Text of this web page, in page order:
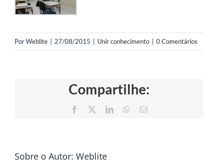
PorWeblite 27/08/2015 Unir conhecimento 0 Comentários
Compartilhe:
Facebook LinkedInWhatsApp
E-
Sobre o Autor: Weblite